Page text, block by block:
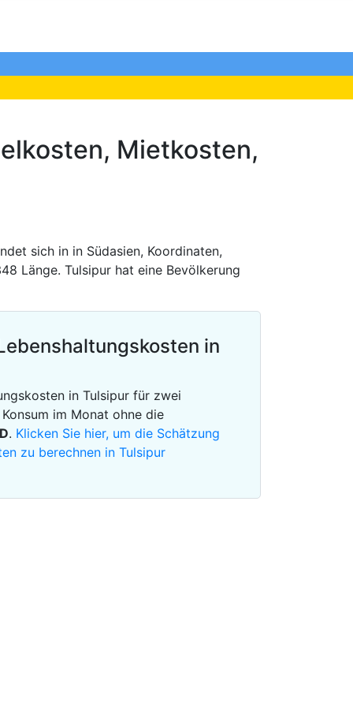
Mietkosten,
sich in in Südasien, Koordinaten,
Länge. Tulsipur hat eine Bevölkerung
in
in Tulsipur für zwei
im Monat ohne die
. Klicken Sie hier, um die Schätzung
zu berechnen in Tulsipur